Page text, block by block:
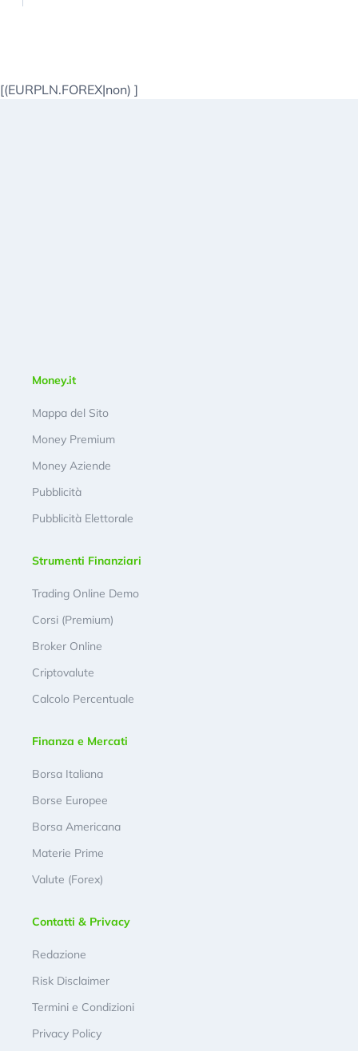
[(EURPLN.FOREX|non) ]
Money.it
Mappa del Sito
Money Premium
Money Aziende
Pubblicità
Pubblicità Elettorale
Strumenti Finanziari
Trading Online Demo
Corsi (Premium)
Broker Online
Criptovalute
Calcolo Percentuale
Finanza e Mercati
Borsa Italiana
Borse Europee
Borsa Americana
Materie Prime
Valute (Forex)
Contatti & Privacy
Redazione
Risk Disclaimer
Termini e Condizioni
Privacy Policy